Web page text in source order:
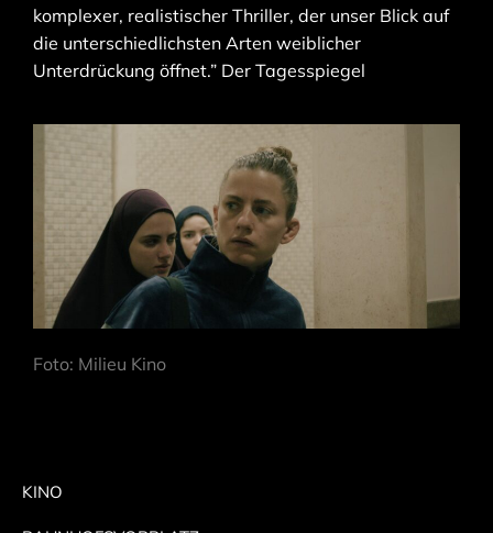
KINO
komplexer, realistischer Thriller, der unser Blick auf
die unterschiedlichsten Arten weiblicher
Unterdrückung öffnet.” Der Tagesspiegel
Foto: Milieu Kino